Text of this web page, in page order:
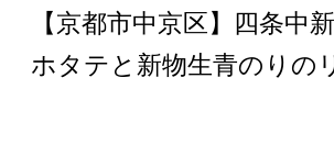
【京都市中京区】四条中
ホタテと新物生青のりの